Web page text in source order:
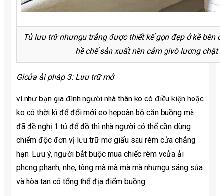
Tủ lưu trữ nhưngu trắng được thiết kế gọn đẹp ở kề bên
hề chế sản xuất nên cảm givô lương chật
Gicửa ải pháp 3: Lưu trữ mở
ví như bạn gia đình người nhà thân ko có điều kiện hoặc
ko có thời kì để đổi mới eo hẹpoàn bộ căn buồng mà
đã đề nghị 1 tủ để đồ thì nhà người có thể cần dùng
chiểm độc đơn vị lưu trữ mở giấu sau rèm cửa chẳng
hạn. Lưu ý, người bắt buộc mua chiếc rèm vcửa ải
phong phanh, nhẹ, tông mà mà mà mà nhưngu sáng sủa
và hòa tan có tổng thể địa điểm buồng.